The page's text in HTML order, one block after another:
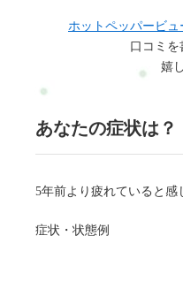
ホットペッパービ
口コミを
嬉
あなたの症状は？
5年前より疲れていると感
症状・状態例